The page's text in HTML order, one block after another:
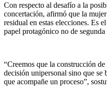
Con respecto al desafío a la
concertación, afirmó que la
residual en estas elecciones. Es
papel protagónico no de segunda
“Creemos que la construcción
decisión unipersonal sino que se
que acompañe un proceso”,